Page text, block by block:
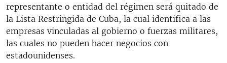
representante o entidad del régimen será quitado de
la Lista Restringida de Cuba, la cual identifica a las
empresas vinculadas al gobierno o fuerzas militares,
las cuales no pueden hacer negocios con
estadounidenses.